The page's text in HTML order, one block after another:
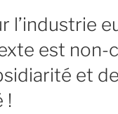
l’industrie
est non-
et de
!